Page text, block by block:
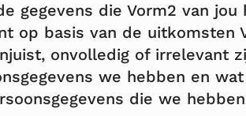
gegevens die Vorm2 van
op basis van de uitkomsten
onvolledig of irrelevant
we hebben en
die we hebben